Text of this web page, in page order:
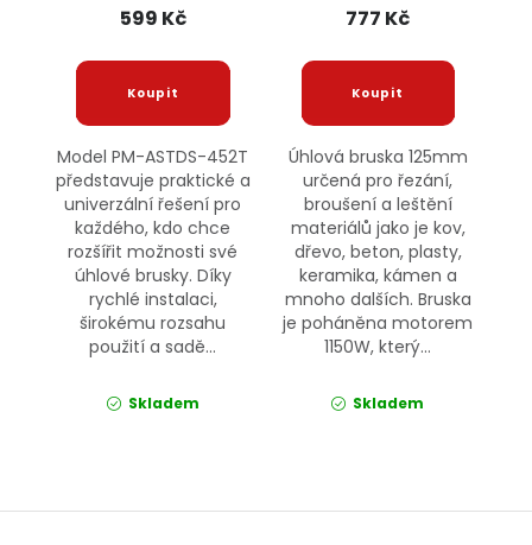
599 Kč
Model PM-ASTDS-452T
představuje praktické a
univerzální řešení pro
každého, kdo chce
rozšířit možnosti své
úhlové brusky. Díky
rychlé instalaci,
širokému rozsahu
použití a sadě...
Skladem
777 Kč
Úhlová bruska 125mm
určená pro řezání,
broušení a leštění
materiálů jako je kov,
dřevo, beton, plasty,
keramika, kámen a
mnoho dalších. Bruska
je poháněna motorem
1150W, který...
Skladem